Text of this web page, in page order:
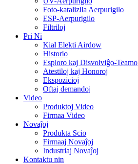
Foto-katalizila Aerpurigilo
ESP-Aerpurigilo
Filtriloj
Pri Ni
Kial Elekti Airdow
Historio
Esploro kaj Disvolviĝo-Teamo
Atestiloj kaj Honoroj
Ekspozicioj
Oftaj demandoj
Video
Produktoj Video
Firmaa Video
Novaĵoj
Produkta Scio
Firmaaj Novaĵoj
Industriaj Novaĵoj
Kontaktu nin